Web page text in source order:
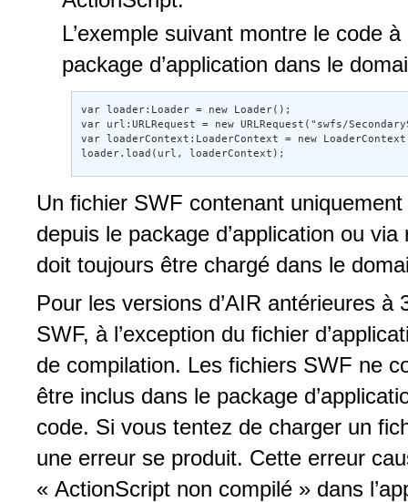
L’exemple suivant montre le code
package d’application dans le
var loader:Loader = new Loader();
var url:URLRequest = new URLRequest("swfs/
var loaderContext:LoaderContext = new
loader.load(url, loaderContext);
Un fichier SWF contenant
depuis le package d’application ou
doit toujours être chargé dans le
Pour les versions d’AIR antérieures
SWF, à l’exception du fichier
de compilation. Les fichiers SWF ne
être inclus dans le package
code. Si vous tentez de charger un
une erreur se produit. Cette erreur
« ActionScript non compilé » dans